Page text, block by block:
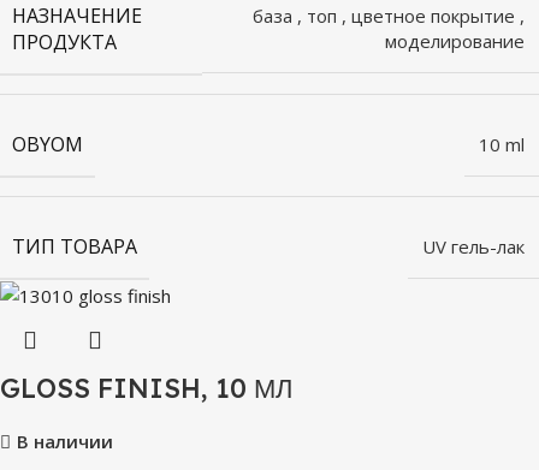
НАЗНАЧЕНИЕ
ПРОДУКТА
база , топ , цветное покрытие ,
моделирование
OBYOM 10 ml
ТИП ТОВАРА UV гель-лак
GLOSS FINISH, 10 МЛ
В наличии